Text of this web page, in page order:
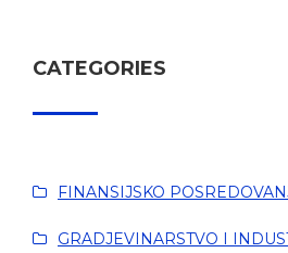
CATEGORIES
FINANSIJSKO
GRADJEVINARSTVO I